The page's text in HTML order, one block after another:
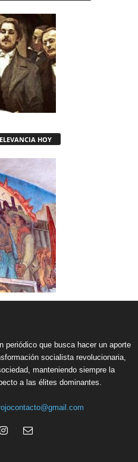
HOY
periódico que busca hacer un aporte
socialista revolucionaria,
manteniendo siempre la
a las élites dominantes.